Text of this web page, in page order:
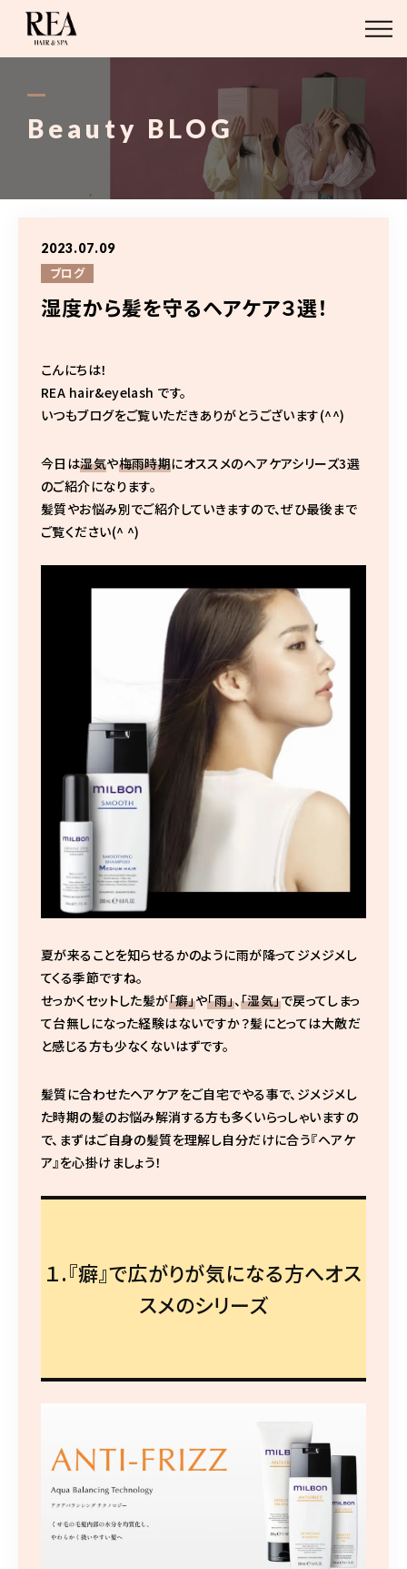
Beauty BLOG
2023.07.09
ブログ
湿度から髪を守るヘアケア３選！
こんにちは！
REA hair&eyelash です。
いつもブログをご覧いただきありがとうございます(^^)
今日は湿気や梅雨時期にオススメのヘアケアシリーズ3選
のご紹介になります。
髪質やお悩み別でご紹介していきますので、ぜひ最後まで
ご覧ください(^ ^)
夏が来ることを知らせるかのように雨が降ってジメジメし
てくる季節ですね。
せっかくセットした髪が「癖」や「雨」、「湿気」で戻ってしまっ
て台無しになった経験はないですか？髪にとっては大敵だ
と感じる方も少なくないはずです。
髪質に合わせたヘアケアをご自宅でやる事で、ジメジメし
た時期の髪のお悩み解消する方も多くいらっしゃいますの
で、まずはご自身の髪質を理解し自分だけに合う『ヘアケ
ア』を心掛けましょう！
１.『癖』で広がりが気になる方へオス
スメのシリーズ
ABOUT
STAFF
STYLE
ACCESS
03-6421-2751
10:00〜19:00 （最終受付はメニューにより異なります）